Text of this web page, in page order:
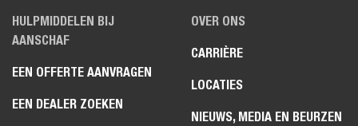
HULPMIDDELEN BIJ
AANSCHAF
EEN OFFERTE AANVRAGEN
EEN DEALER ZOEKEN
OVER ONS
CARRIÈRE
LOCATIES
NIEUWS, MEDIA EN BEURZEN